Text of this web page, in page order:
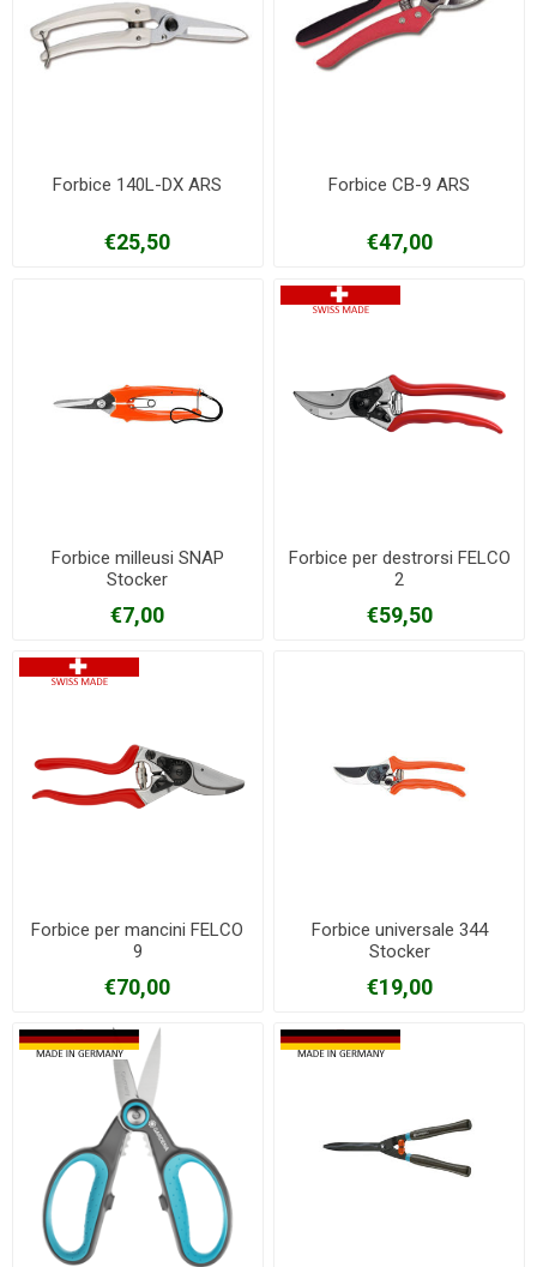
Forbice 140L-DX ARS
€25,50
Forbice CB-9 ARS
€47,00
Forbice milleusi SNAP
Stocker
€7,00
Forbice per destrorsi FELCO
2
€59,50
Forbice per mancini FELCO
9
€70,00
Forbice universale 344
Stocker
€19,00